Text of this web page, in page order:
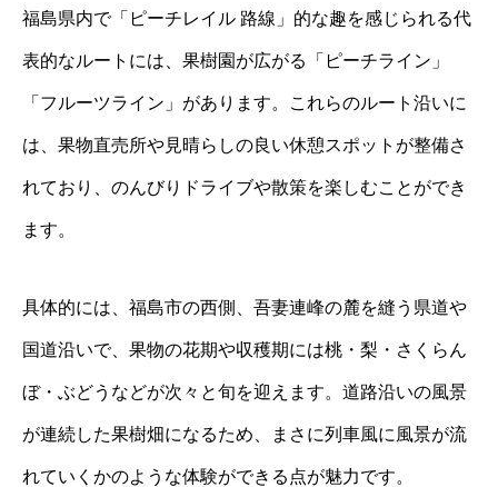
福島県内で「ピーチレイル 路線」的な趣を感じられる代
表的なルートには、果樹園が広がる「ピーチライン」
「フルーツライン」があります。これらのルート沿いに
は、果物直売所や見晴らしの良い休憩スポットが整備さ
れており、のんびりドライブや散策を楽しむことができ
ます。
具体的には、福島市の西側、吾妻連峰の麓を縫う県道や
国道沿いで、果物の花期や収穫期には桃・梨・さくらん
ぼ・ぶどうなどが次々と旬を迎えます。道路沿いの風景
が連続した果樹畑になるため、まさに列車風に風景が流
れていくかのような体験ができる点が魅力です。